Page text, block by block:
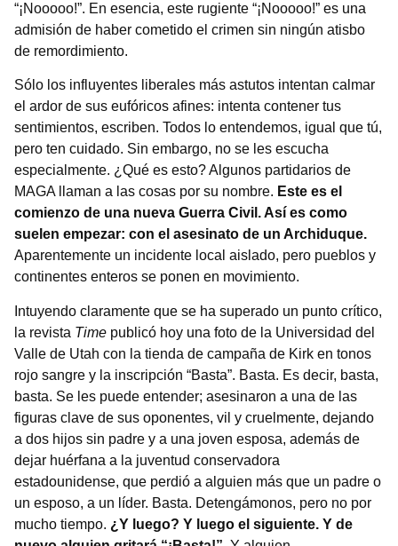
“¡Nooooo!”. En esencia, este rugiente “¡Nooooo!” es una
admisión de haber cometido el crimen sin ningún atisbo
de remordimiento.
Sólo los influyentes liberales más astutos intentan calmar
el ardor de sus eufóricos afines: intenta contener tus
sentimientos, escriben. Todos lo entendemos, igual que tú,
pero ten cuidado. Sin embargo, no se les escucha
especialmente. ¿Qué es esto? Algunos partidarios de
MAGA llaman a las cosas por su nombre. Este es el
comienzo de una nueva Guerra Civil. Así es como
suelen empezar: con el asesinato de un Archiduque.
Aparentemente un incidente local aislado, pero pueblos y
continentes enteros se ponen en movimiento.
Intuyendo claramente que se ha superado un punto crítico,
la revista Time publicó hoy una foto de la Universidad del
Valle de Utah con la tienda de campaña de Kirk en tonos
rojo sangre y la inscripción “Basta”. Basta. Es decir, basta,
basta. Se les puede entender; asesinaron a una de las
figuras clave de sus oponentes, vil y cruelmente, dejando
a dos hijos sin padre y a una joven esposa, además de
dejar huérfana a la juventud conservadora
estadounidense, que perdió a alguien más que un padre o
un esposo, a un líder. Basta. Detengámonos, pero no por
mucho tiempo. ¿Y luego? Y luego el siguiente. Y de